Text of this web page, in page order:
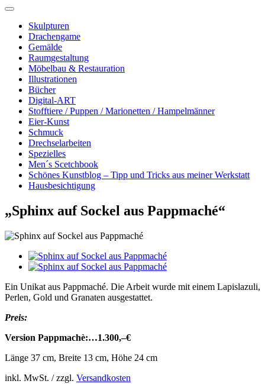
Skulpturen
Drachengame
Gemälde
Raumgestaltung
Möbelbau & Restauration
Illustrationen
Bücher
Digital-ART
Stofftiere / Puppen / Marionetten / Hampelmänner
Eier-Kunst
Schmuck
Drechselarbeiten
Spezielles
Men´s Scetchbook
Schönes Kunstblog – Tipp und Tricks aus meiner Werkstatt
Hausbesichtigung
„Sphinx auf Sockel aus Pappmaché“
Ein Unikat aus Pappmaché. Die Arbeit wurde mit einem Lapislazuli,
Perlen, Gold und Granaten ausgestattet.
Preis:
Version Pappmachè:…1.300,–€
Länge 37 cm, Breite 13 cm, Höhe 24 cm
inkl. MwSt. / zzgl. Versandkosten